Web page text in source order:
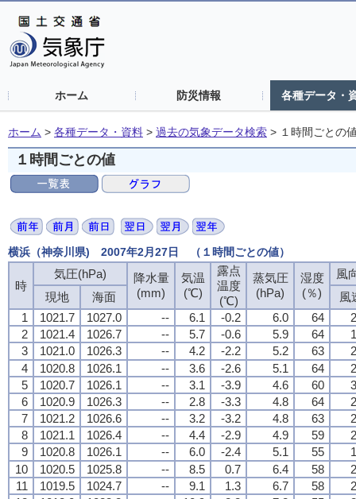
ホーム 防災情報 各種データ・
ホーム > 各種データ・資料 > 過去の気象データ検索 > １時間ごとの
１時間ごとの値
横浜（神奈川県) 2007年2月27日 （１時間ごとの値）
時
気圧(hPa)
降水量
(mm)
気温
(℃)
露点
温度
(℃)
蒸気圧
(hPa)
湿度
(％)
風
現地
海面
風
1
1021.7 1027.0 -- 6.1 -0.2 6.0 64
2
1021.4 1026.7 -- 5.7 -0.6 5.9 64
3
1021.0 1026.3 -- 4.2 -2.2 5.2 63
4
1020.8 1026.1 -- 3.6 -2.6 5.1 64
5
1020.7 1026.1 -- 3.1 -3.9 4.6 60
6
1020.9 1026.3 -- 2.8 -3.3 4.8 64
7
1021.2 1026.6 -- 3.2 -3.2 4.8 63
8
1021.1 1026.4 -- 4.4 -2.9 4.9 59
9
1020.8 1026.1 -- 6.0 -2.4 5.1 55
10
1020.5 1025.8 -- 8.5 0.7 6.4 58
11
1019.5 1024.7 -- 9.1 1.3 6.7 58
時
気圧(hPa)
降水量
(mm)
気温
(℃)
露点
温度
(℃)
蒸気圧
(hPa)
湿度
(％)
風
現地
海面
風
1
1021.7 1027.0 -- 6.1 -0.2 6.0 64
2
1021.4 1026.7 -- 5.7 -0.6 5.9 64
3
1021.0 1026.3 -- 4.2 -2.2 5.2 63
4
1020.8 1026.1 -- 3.6 -2.6 5.1 64
5
1020.7 1026.1 -- 3.1 -3.9 4.6 60
6
1020.9 1026.3 -- 2.8 -3.3 4.8 64
7
1021.2 1026.6 -- 3.2 -3.2 4.8 63
8
1021.1 1026.4 -- 4.4 -2.9 4.9 59
9
1020.8 1026.1 -- 6.0 -2.4 5.1 55
10
1020.5 1025.8 -- 8.5 0.7 6.4 58
11
1019.5 1024.7 -- 9.1 1.3 6.7 58
時
気圧(hPa)
降水量
(mm)
気温
(℃)
露点
温度
(℃)
蒸気圧
(hPa)
湿度
(％)
風
現地
海面
風
1
1021.7 1027.0 -- 6.1 -0.2 6.0 64
2
1021.4 1026.7 -- 5.7 -0.6 5.9 64
3
1021.0 1026.3 -- 4.2 -2.2 5.2 63
4
1020.8 1026.1 -- 3.6 -2.6 5.1 64
5
1020.7 1026.1 -- 3.1 -3.9 4.6 60
6
1020.9 1026.3 -- 2.8 -3.3 4.8 64
7
1021.2 1026.6 -- 3.2 -3.2 4.8 63
8
1021.1 1026.4 -- 4.4 -2.9 4.9 59
9
1020.8 1026.1 -- 6.0 -2.4 5.1 55
10
1020.5 1025.8 -- 8.5 0.7 6.4 58
11
1019.5 1024.7 -- 9.1 1.3 6.7 58
時
気圧(hPa)
降水量
(mm)
気温
(℃)
露点
温度
(℃)
蒸気圧
(hPa)
湿度
(％)
風
現地
海面
風
1
1021.7 1027.0 -- 6.1 -0.2 6.0 64
2
1021.4 1026.7 -- 5.7 -0.6 5.9 64
3
1021.0 1026.3 -- 4.2 -2.2 5.2 63
4
1020.8 1026.1 -- 3.6 -2.6 5.1 64
5
1020.7 1026.1 -- 3.1 -3.9 4.6 60
6
1020.9 1026.3 -- 2.8 -3.3 4.8 64
7
1021.2 1026.6 -- 3.2 -3.2 4.8 63
8
1021.1 1026.4 -- 4.4 -2.9 4.9 59
9
1020.8 1026.1 -- 6.0 -2.4 5.1 55
10
1020.5 1025.8 -- 8.5 0.7 6.4 58
11
1019.5 1024.7 -- 9.1 1.3 6.7 58